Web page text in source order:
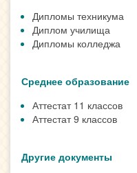
Дипломы техникума
Диплом училища
Дипломы колледжа
Среднее образование
Аттестат 11 классов
Аттестат 9 классов
Другие документы